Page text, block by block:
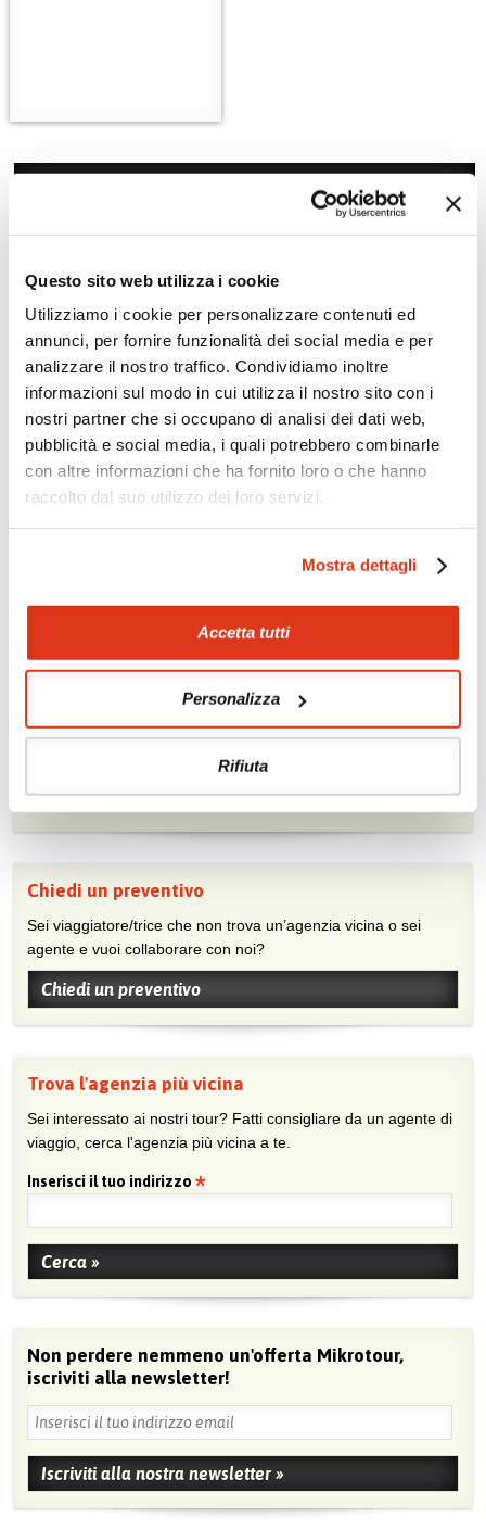
Questo sito web utilizza i cookie
Utilizziamo i cookie per personalizzare contenuti ed
annunci, per fornire funzionalità dei social media e per
analizzare il nostro traffico. Condividiamo inoltre
informazioni sul modo in cui utilizza il nostro sito con i
nostri partner che si occupano di analisi dei dati web,
pubblicità e social media, i quali potrebbero combinarle
con altre informazioni che ha fornito loro o che hanno
raccolto dal suo utilizzo dei loro servizi.
Mostra dettagli
Accetta tutti
Personalizza
Rifiuta
Zoom Minimize map
Offerte
Quotazioni di alcune proposte di viaggio, modificabili su
Mostraci le tue foto su Facebook
Condividi con gli altri viaggiatori le tue esperienze e scambia
Chiedi un preventivo
Sei viaggiatore/trice che non trova un’agenzia vicina o sei
agente e vuoi collaborare con noi?
Chiedi un preventivo
Trova l'agenzia più vicina
Sei interessato ai nostri tour? Fatti consigliare da un agente di
viaggio, cerca l'agenzia più vicina a te.
Inserisci il tuo indirizzo
Non perdere nemmeno un'offerta Mikrotour,
iscriviti alla newsletter!